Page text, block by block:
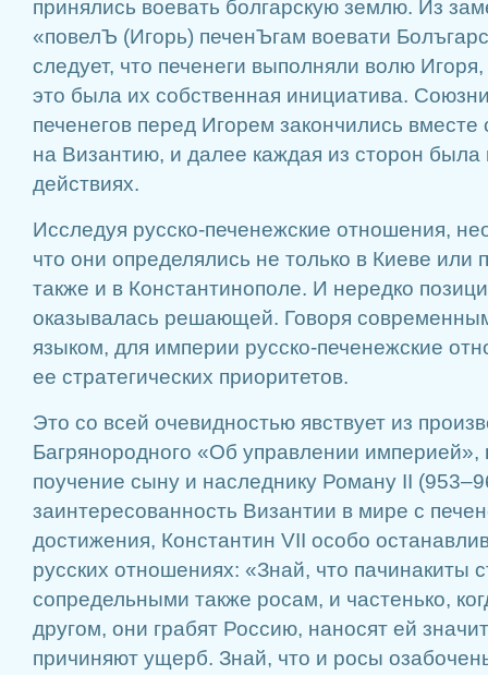
принялись воевать болгарскую землю. Из
«повелЪ (Игорь) печенЪгам воевати
следует, что печенеги выполняли волю
это была их собственная инициатива.
печенегов перед Игорем закончились
на Византию, и далее каждая из сторон была
действиях.
Исследуя русско-печенежские отношения,
что они определялись не только в Киеве или
также и в Константинополе. И нередко
оказывалась решающей. Говоря
языком, для империи русско-печенежские
ее стратегических приоритетов.
Это со всей очевидностью явствует из
Багрянородного «Об управлении империей»,
поучение сыну и наследнику Роману II
заинтересованность Византии в мире с
достижения, Константин VII особо
русских отношениях: «Знай, что пачинакиты
сопредельными также росам, и частенько,
другом, они грабят Россию, наносят ей
причиняют ущерб. Знай, что и росы